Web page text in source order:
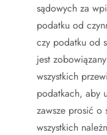
sądowych za
podatku od
czy podatku od
jest
wszystkich
podatkach, aby
zawsze prosić o
wszystkich